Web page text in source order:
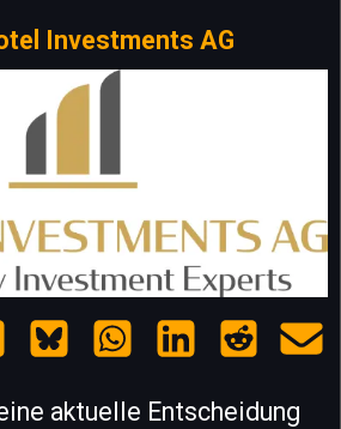
Investments AG
aktuelle Entscheidung